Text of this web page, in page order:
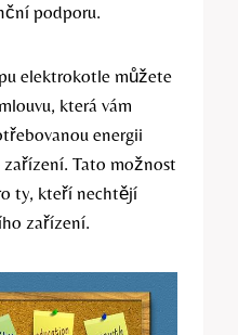
podporu.
elektrokotle můžete
která vám
energii
Tato možnost
ty, kteří nechtějí
zařízení.